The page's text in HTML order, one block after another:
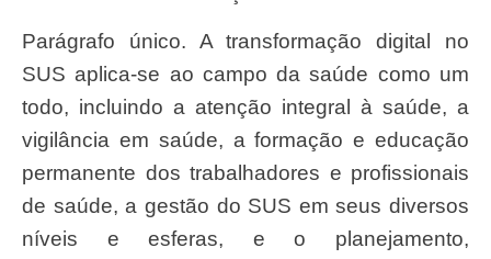
Parágrafo único. A transformação digital no
SUS aplica-se ao campo da saúde como um
todo, incluindo a atenção integral à saúde, a
vigilância em saúde, a formação e educação
permanente dos trabalhadores e profissionais
de saúde, a gestão do SUS em seus diversos
níveis e esferas, e o planejamento,